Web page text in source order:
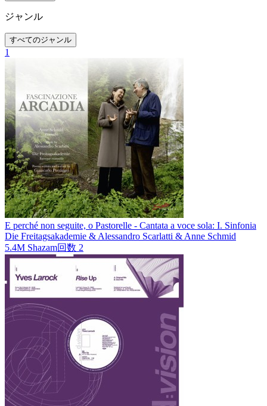
ジャンル
すべてのジャンル
1
E perché non seguite, o Pastorelle - Cantata a voce sola: I. Sinfonia
Die Freitagsakademie & Alessandro Scarlatti & Anne Schmid
5.4M Shazam回数 2